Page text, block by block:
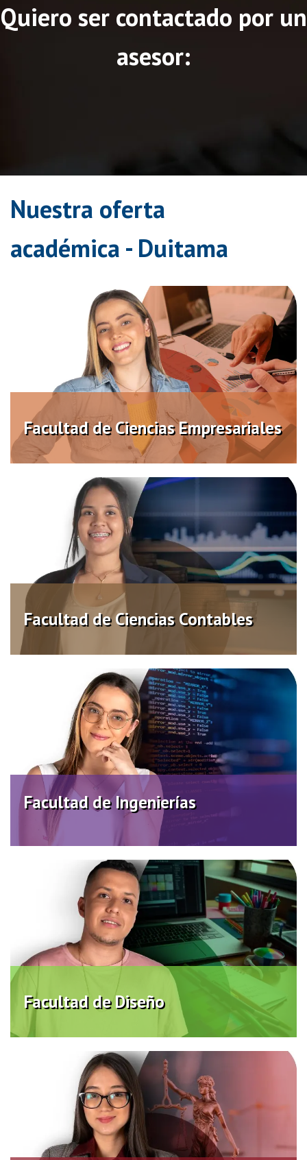
Quiero ser contactado por un
asesor:
Nuestra oferta
académica - Duitama
Facultad de Ciencias Empresariales
Facultad de Ciencias
Empresariales
Distancia
Virtual
Facultad de Ciencias Contables
Facultad de Ciencias Contables
Distancia
Facultad de Ingenierías
Facultad de Ingenierías
Distancia
Virtual
Facultad de Diseño
Facultad de Diseño
Virtual
Facultad de Ciencias Jurídicas y
Políticas